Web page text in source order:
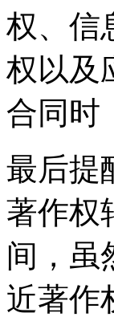
权、信
权以及
合同时
最后提
著作权
间，虽
近著作